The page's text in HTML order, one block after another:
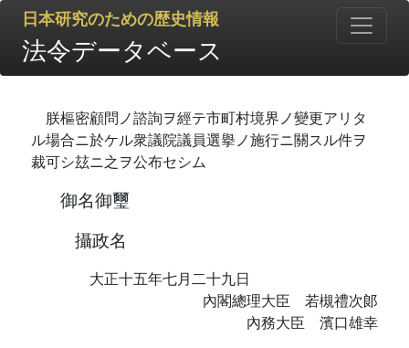
日本研究のための歴史情報
法令データベース
朕樞密顧問ノ諮詢ヲ經テ市町村境界ノ變更アリタ
ル場合ニ於ケル衆議院議員選擧ノ施行ニ關スル件ヲ
裁可シ玆ニ之ヲ公布セシム
御名御璽
攝政名
大正十五年七月二十九日
內閣總理大臣 若槻禮次郞
內務大臣 濱口雄幸